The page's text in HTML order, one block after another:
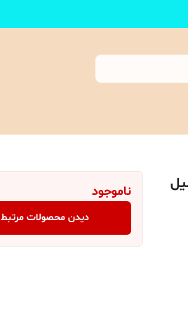
و جوانساز صورت 30 میل
ناموجود
دیدن محصولات مرتبط